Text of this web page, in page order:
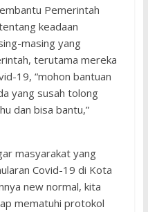
Pemerintah
keadaan
masing yang
terutama mereka
19, “mohon bantuan
yang susah tolong
dan bisa bantu,”
masyarakat yang
Covid-19 di Kota
new normal, kita
mematuhi protokol